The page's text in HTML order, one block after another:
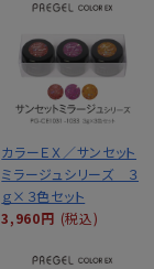
カラーＥＸ／サンセット
ミラージュシリーズ ３
ｇ×３色セット
3,960円 (税込)